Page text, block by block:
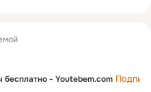
- Youtebem.com